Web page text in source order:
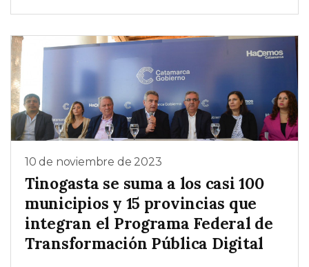
10 de noviembre de 2023
Tinogasta se suma a los casi 100
municipios y 15 provincias que
integran el Programa Federal de
Transformación Pública Digital